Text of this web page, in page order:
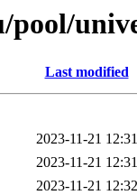
Last modified
2023-11-21 12:31
2023-11-21 12:31
2023-11-21 12:32